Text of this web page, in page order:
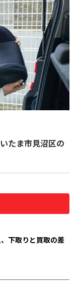
たま市見沼区の
下取りと買取の差